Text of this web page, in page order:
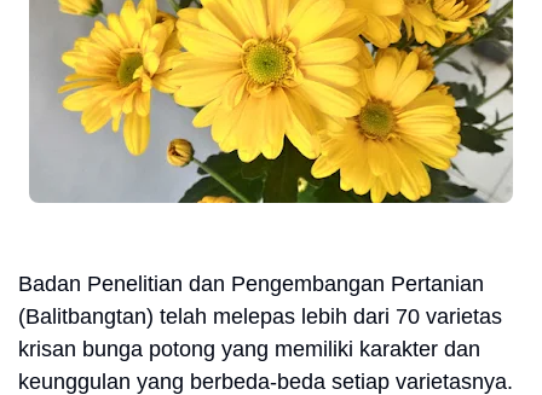
Badan Penelitian dan Pengembangan Pertanian
(Balitbangtan) telah melepas lebih dari 70 varietas
krisan bunga potong yang memiliki karakter dan
keunggulan yang berbeda-beda setiap varietasnya.